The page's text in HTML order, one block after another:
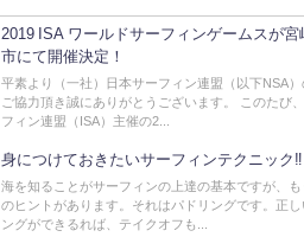
2019 ISA ワールドサーフィンゲームスが宮
市にて開催決定！
平素より（一社）日本サーフィン連盟（以下NSA）
ご協力頂き誠にありがとうございます。 このたび
フィン連盟（ISA）主催の2...
身につけておきたいサーフィンテクニック‼️
海を知ることがサーフィンの上達の基本ですが、も
のヒントがあります。それはパドリングです。正し
ングができるれば、テイクオフも...